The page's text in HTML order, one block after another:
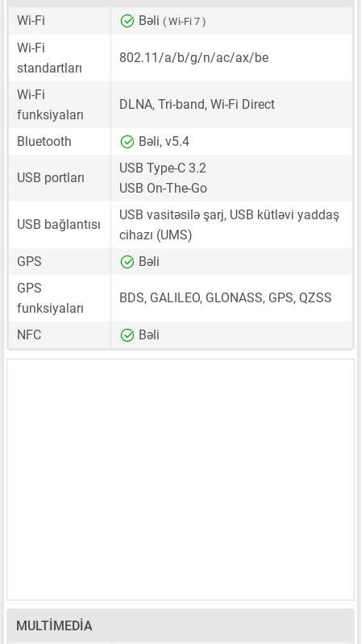
Wi-Fi
Bəli ( Wi-Fi 7 )
Wi-Fi
standartları
802.11/a/b/g/n/ac/ax/be
Wi-Fi
funksiyaları
DLNA, Tri-band, Wi-Fi Direct
Bluetooth Bəli, v5.4
USB portları
USB Type-C 3.2
USB On-The-Go
USB bağlantısı
USB vasitəsilə şarj, USB kütləvi yaddaş
cihazı (UMS)
GPS
Bəli
GPS
funksiyaları
BDS, GALILEO, GLONASS, GPS, QZSS
NFC Bəli
MULTIMEDIA